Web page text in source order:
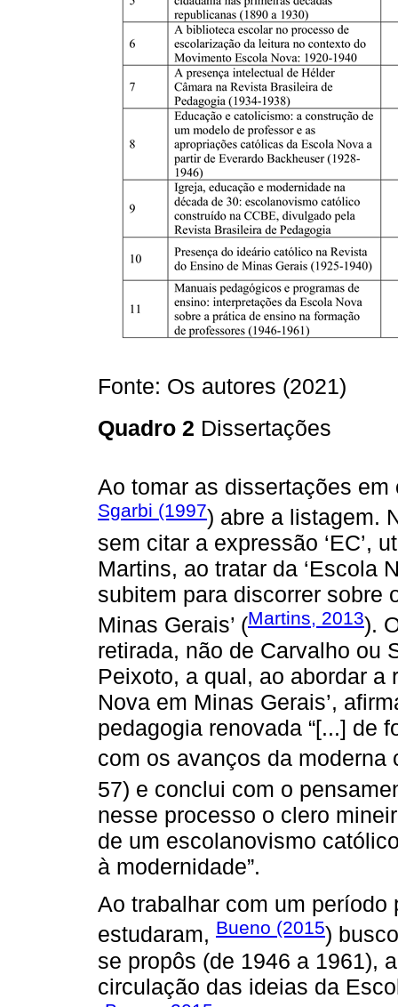
Fonte: Os autores (2021)
Quadro 2 Dissertações
Ao tomar as dissertações
Sgarbi (1997) abre a listagem.
sem citar a expressão ‘EC’,
Martins, ao tratar da ‘Escola
subitem para discorrer sobre
Minas Gerais’ (Martins, 2013).
retirada, não de Carvalho ou
Peixoto, a qual, ao abordar a
Nova em Minas Gerais’,
pedagogia renovada “[...] de
com os avanços da moderna
57) e conclui com o
nesse processo o clero
de um escolanovismo
à modernidade”.
Ao trabalhar com um
estudaram, Bueno (2015)
se propôs (de 1946 a 1961),
circulação das ideias da